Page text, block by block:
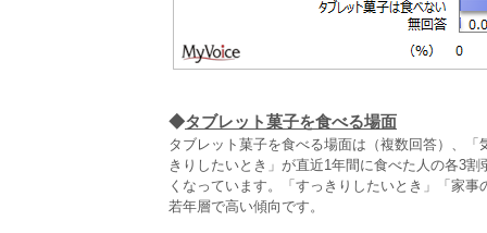
◆タブレット菓子を食べる場面
タブレット菓子を食べる場面は（複数回答）、
きりしたいとき」が直近1年間に食べた人の各3
くなっています。「すっきりしたいとき」「家
若年層で高い傾向です。